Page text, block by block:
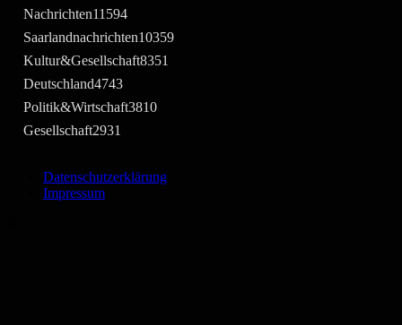
Nachrichten11594
Saarlandnachrichten10359
Kultur&Gesellschaft8351
Deutschland4743
Politik&Wirtschaft3810
Gesellschaft2931
Datenschutzerklärung
Impressum